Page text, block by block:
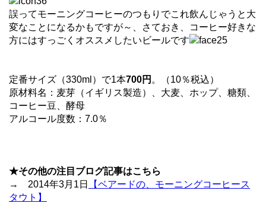
誤ってモーニングコーヒーのつもりでこれ飲んじゃうと大
変なことになるかもですが～、さておき、コーヒー好きな
方にはすっごくオススメしたいビールです
定番サイズ（330ml）で1本700円 。（10％税込）
原材料名：麦芽（イギリス製造）、大麦、ホップ、糖類、
コーヒー豆、酵母
アルコール度数：7.0％
★その他の注目ブログ記事はこちら
→ 2014年3月1日
【ベアードの、モーニングコーヒース
タウト】